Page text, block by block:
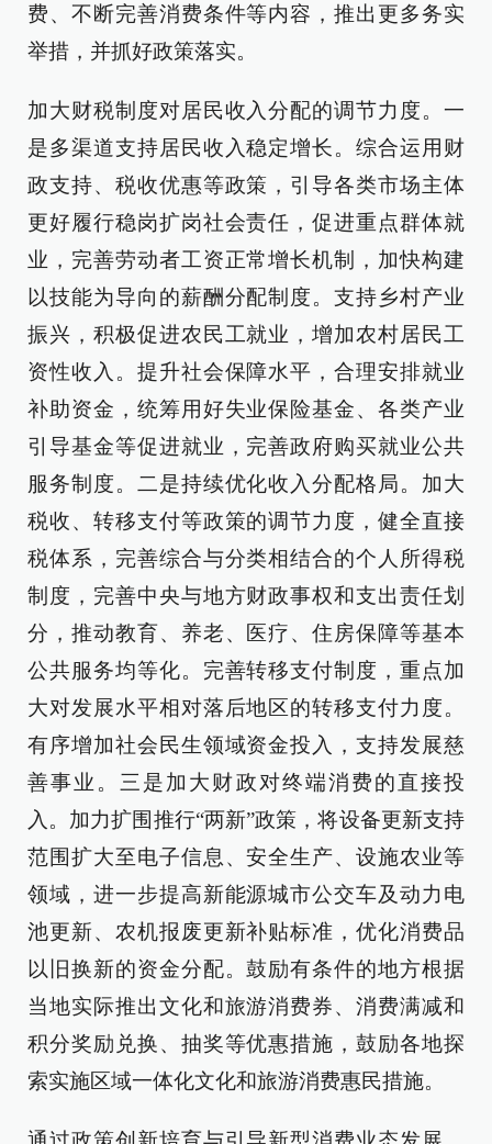
费、不断完善消费条件等内容，推出更多务实
举措，并抓好政策落实。
加大财税制度对居民收入分配的调节力度。一
是多渠道支持居民收入稳定增长。综合运用财
政支持、税收优惠等政策，引导各类市场主体
更好履行稳岗扩岗社会责任，促进重点群体就
业，完善劳动者工资正常增长机制，加快构建
以技能为导向的薪酬分配制度。支持乡村产业
振兴，积极促进农民工就业，增加农村居民工
资性收入。提升社会保障水平，合理安排就业
补助资金，统筹用好失业保险基金、各类产业
引导基金等促进就业，完善政府购买就业公共
服务制度。二是持续优化收入分配格局。加大
税收、转移支付等政策的调节力度，健全直接
税体系，完善综合与分类相结合的个人所得税
制度，完善中央与地方财政事权和支出责任划
分，推动教育、养老、医疗、住房保障等基本
公共服务均等化。完善转移支付制度，重点加
大对发展水平相对落后地区的转移支付力度。
有序增加社会民生领域资金投入，支持发展慈
善事业。三是加大财政对终端消费的直接投
入。加力扩围推行“两新”政策，将设备更新支持
范围扩大至电子信息、安全生产、设施农业等
领域，进一步提高新能源城市公交车及动力电
池更新、农机报废更新补贴标准，优化消费品
以旧换新的资金分配。鼓励有条件的地方根据
当地实际推出文化和旅游消费券、消费满减和
积分奖励兑换、抽奖等优惠措施，鼓励各地探
索实施区域一体化文化和旅游消费惠民措施。